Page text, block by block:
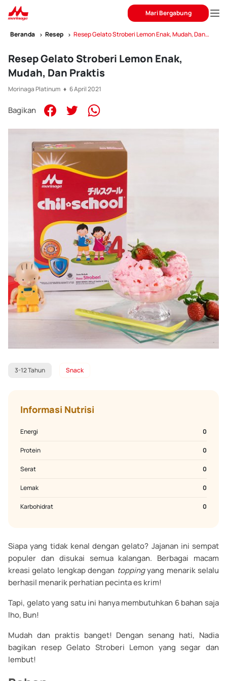
Mari Bergabung
Beranda Resep
Resep Gelato Stroberi Lemon Enak, Mudah, Dan
Resep Gelato Stroberi Lemon Enak,
Mudah, Dan Praktis
Morinaga Platinum ♦ 6 April 2021
Bagikan
3-12 Tahun Snack
Informasi Nutrisi
Energi 0
Protein 0
Serat 0
Lemak 0
Karbohidrat 0
Siapa yang tidak kenal dengan gelato? Jajanan ini sempat
populer dan disukai semua kalangan. Berbagai macam
kreasi gelato lengkap dengan toppingyang menarik selalu
berhasil menarik perhatian pecinta es krim!
Tapi, gelato yang satu ini hanya membutuhkan 6 bahan saja
lho, Bun!
Mudah dan praktis banget! Dengan senang hati, Nadia
bagikan resep Gelato Stroberi Lemon yang segar dan
lembut!